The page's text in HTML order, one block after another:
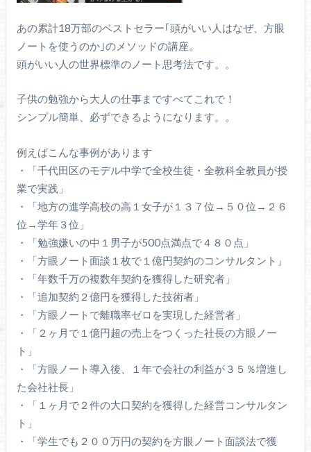
あの累計18万部のベストセラー｢頭がいい人はなぜ、方眼
ノートを使うのか｣のメソッドの講座。
頭がいい人の世界標準のノート思考法です。。
子供の勉強から大人の仕事まですべてこれで！
シンプル簡単、必ずできるようになります。。
例えばこんな事例があります
・「千代田区のモデル中学で全校生徒・全教科全教員が授
業で実践」
・「地方の進学高校の高１女子が１３７位→５０位→２６
位→学年３位」
・「勉強嫌いの中１男子が500点満点で４８０点」
・「方眼ノート面談１枚で１億円契約のコンサルタント」
・「年数千万の複数年契約を獲得した研究者」
・「追加契約２億円を獲得した技術者」
・「方眼ノートで離職率ゼロを実現した経営者」
・「２ヶ月で１億円超の売上をつくった社長の方眼ノー
ト」
・「方眼ノート導入後、１年で会社の利益が３５％増進し
た会社社長」
・「１ヶ月で２件の大口契約を獲得した経営コンサルタン
ト」
・「学生でも２００万円の契約を方眼ノート面談法で獲